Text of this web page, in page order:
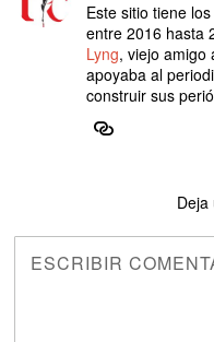
Este sitio tiene
entre 2016 hasta
Lyng, viejo amigo
apoyaba al
construir sus
Deja